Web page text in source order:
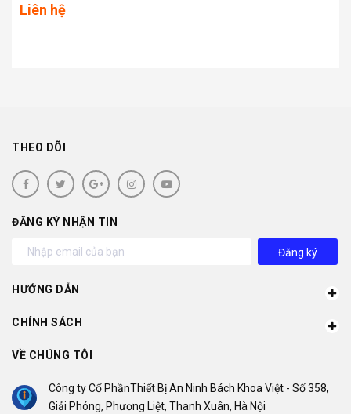
Liên hệ
THEO DÕI
ĐĂNG KÝ NHẬN TIN
Đăng ký
HƯỚNG DẪN
CHÍNH SÁCH
VỀ CHÚNG TÔI
Công ty Cổ PhầnThiết Bị An Ninh Bách Khoa Việt - Số 358,
Giải Phóng, Phương Liệt, Thanh Xuân, Hà Nội